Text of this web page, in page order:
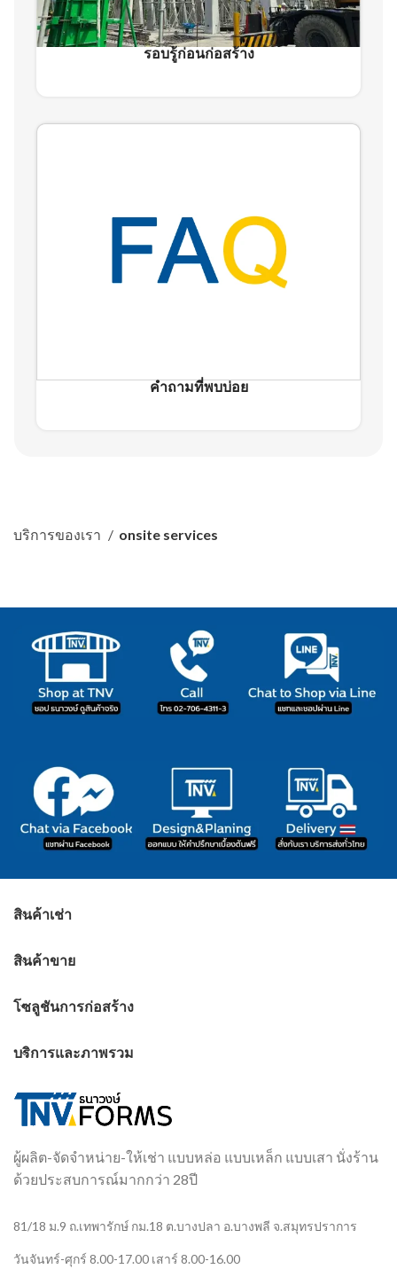
รอบรู้ก่อนก่อสร้าง
คำถามที่พบบ่อย
บริการของเรา onsite services
สินค้าเช่า
สินค้าขาย
โซลูชันการก่อสร้าง
บริการและภาพรวม
ผู้ผลิต-จัดจำหน่าย-ให้เช่า แบบหล่อ แบบเหล็ก แบบเสา นั่งร้าน
ด้วยประสบการณ์มากกว่า 28ปี
81/18 ม.9 ถ.เทพารักษ์ กม.18 ต.บางปลา อ.บางพลี จ.สมุทรปราการ
วันจันทร์-ศุกร์ 8.00-17.00 เสาร์ 8.00-16.00